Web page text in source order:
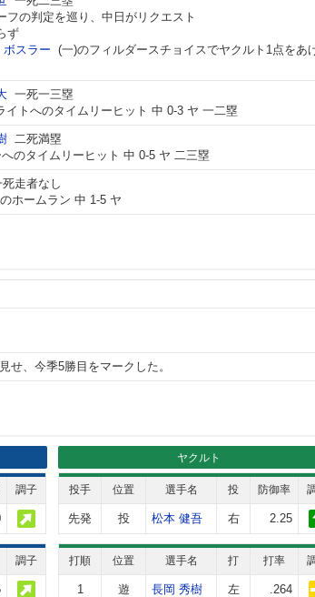
フの判定を巡り、中日がリクエスト
ず
ボスラー (一)のフィルダースチョイスでヤクルト1点をあ
一死一三塁
イトへのタイムリーヒット 中 0-3 ヤ 一二塁
二死満塁
のタイムリーヒット 中 0-5 ヤ 二三塁
死走者なし
ホームラン 中 1-5 ヤ
せ、今季5勝目をマークした。
調子
調子
ヤクルト
投手 位置 選手名 投 防御率
先発 投 松本 健吾 右 2.25
打順 位置 選手名 打 打率
1 遊 長岡 秀樹 左 .264